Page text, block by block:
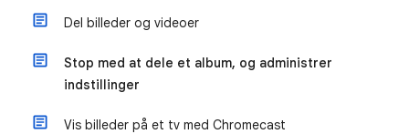
Del billeder og videoer
Stop med at dele et album, og administrer
indstillinger
Vis billeder på et tv med Chromecast